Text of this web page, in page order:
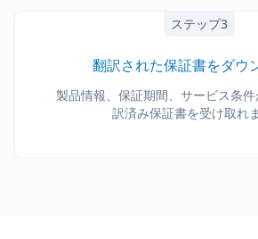
ステップ3
翻訳された保証書をダウ
製品情報、保証期間、サービス条
訳済み保証書を受け取れま